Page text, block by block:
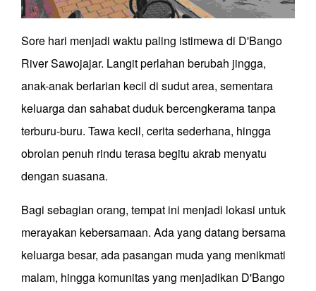
Sore hari menjadi waktu paling istimewa di D'Bango
River Sawojajar. Langit perlahan berubah jingga,
anak-anak berlarian kecil di sudut area, sementara
keluarga dan sahabat duduk bercengkerama tanpa
terburu-buru. Tawa kecil, cerita sederhana, hingga
obrolan penuh rindu terasa begitu akrab menyatu
dengan suasana.
Bagi sebagian orang, tempat ini menjadi lokasi untuk
merayakan kebersamaan. Ada yang datang bersama
keluarga besar, ada pasangan muda yang menikmati
malam, hingga komunitas yang menjadikan D'Bango